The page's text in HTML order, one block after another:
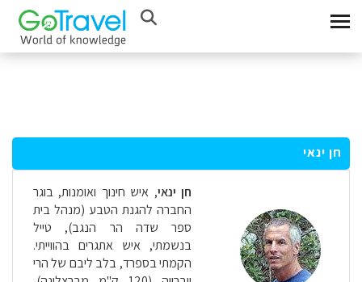
חן ינאי
חן ינאי, איש חינוך ואומנות, בוגר
החברה להגנת הטבע (מנהל בית
ספר שדה הר הנגב), טייל
בנשמתי, איש אתגרים בהווייתי.
הקמתי בספרד, בלב ליבם של הרי